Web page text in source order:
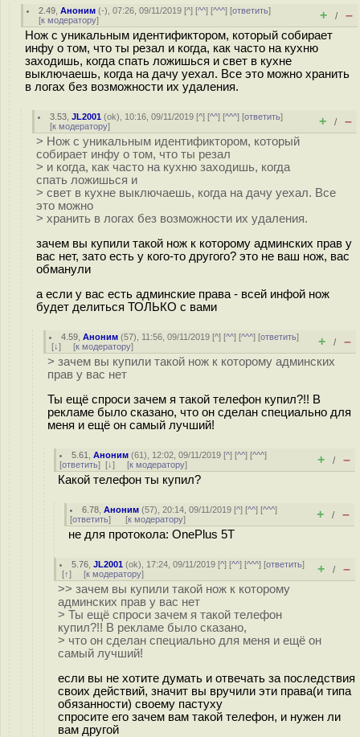
2.49 ,Аноним (-), 07:26, 09/11/2019 [^] [^^] [^^^] [ответить]
[к модератору] + / –
Нож с уникальным идентификтором, который собирает
инфу о том, что ты резал и когда, как часто на кухню
заходишь, когда спать ложишься и свет в кухне
выключаешь, когда на дачу уехал. Все это можно хранить
в логах без возможности их удаления.
3.53 ,JL2001 (ok), 10:16, 09/11/2019 [^] [^^] [^^^] [ответить]
[к модератору] + / –
> Нож с уникальным идентификтором, который
собирает инфу о том, что ты резал
> и когда, как часто на кухню заходишь, когда
спать ложишься и
> свет в кухне выключаешь, когда на дачу уехал. Все
это можно
> хранить в логах без возможности их удаления.
зачем вы купили такой нож к которому админских прав у
вас нет, зато есть у кого-то другого? это не ваш нож, вас
обманули
а если у вас есть админские права - всей инфой нож
будет делиться ТОЛЬКО с вами
4.59 ,Аноним (57), 11:56, 09/11/2019 [^] [^^] [^^^] [ответить]
[↓] [к модератору] + / –
> зачем вы купили такой нож к которому админских
прав у вас нет
Ты ещё спроси зачем я такой телефон купил?!! В
рекламе было сказано, что он сделан специально для
меня и ещё он самый лучший!
5.61 ,Аноним (61), 12:02, 09/11/2019 [^] [^^] [^^^]
[ответить] [↓] [к модератору] + / –
Какой телефон ты купил?
6.78 ,Аноним (57), 20:14, 09/11/2019 [^] [^^] [^^^]
[ответить] [к модератору] + / –
не для протокола: OnePlus 5T
5.76 ,JL2001 (ok), 17:24, 09/11/2019 [^] [^^] [^^^] [ответить]
[↑] [к модератору] + / –
>> зачем вы купили такой нож к которому
админских прав у вас нет
> Ты ещё спроси зачем я такой телефон
купил?!! В рекламе было сказано,
> что он сделан специально для меня и ещё он
самый лучший!
если вы не хотите думать и отвечать за последствия
своих действий, значит вы вручили эти права(и типа
обязанности) своему пастуху
спросите его зачем вам такой телефон, и нужен ли
вам другой